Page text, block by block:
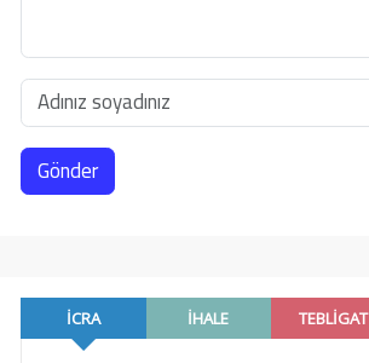
Gönder